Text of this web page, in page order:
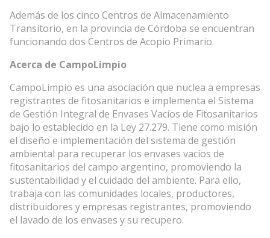
Además de los cinco Centros de Almacenamiento
Transitorio, en la provincia de Córdoba se encuentran
funcionando dos Centros de Acopio Primario.
Acerca de CampoLimpio
CampoLimpio es una asociación que nuclea a empresas
registrantes de fitosanitarios e implementa el Sistema
de Gestión Integral de Envases Vacíos de Fitosanitarios
bajo lo establecido en la Ley 27.279. Tiene como misión
el diseño e implementación del sistema de gestión
ambiental para recuperar los envases vacíos de
fitosanitarios del campo argentino, promoviendo la
sustentabilidad y el cuidado del ambiente. Para ello,
trabaja con las comunidades locales, productores,
distribuidores y empresas registrantes, promoviendo
el lavado de los envases y su recupero.